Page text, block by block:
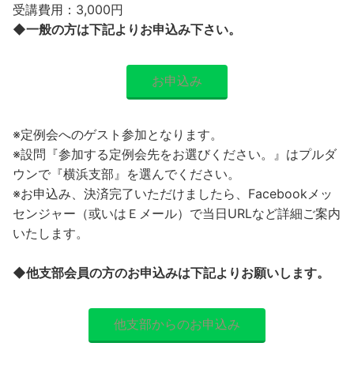
受講費用：3,000円​
◆一般の方は下記よりお申込み下さい。
お申込み
※定例会へのゲスト参加となります。
※設問『参加する定例会先をお選びください。』はプルダ
ウンで『横浜支部』を選んでください。​
※お申込み、決済完了いただけましたら、Facebookメッ
センジャー（或いはＥメール）で当日URLなど詳細ご案内
いたします。​
◆他支部会員の方のお申込みは下記よりお願いします。
他支部からのお申込み